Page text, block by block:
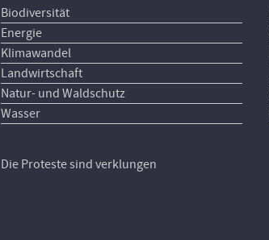
Biodiversität
Energie
Klimawandel
Landwirtschaft
Natur- und Waldschutz
Wasser
Die Proteste sind verklungen